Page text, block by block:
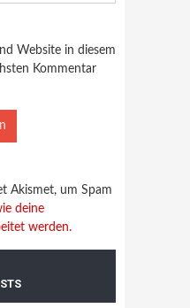
Website in diesem
Kommentar
Akismet, um Spam
deine
werden.